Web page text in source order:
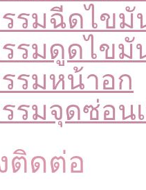
รมฉีดไขมั
รมดูดไขมั
รมหน้าอก
รมจุดซ่อน
ติดต่อ